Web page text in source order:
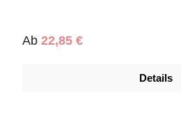
Regulärer Preis:
Ab 22,85 €
Details